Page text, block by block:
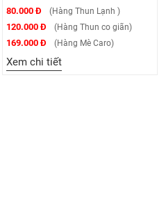
80.000 Đ (Hàng Thun Lạnh )
120.000 Đ (Hàng Thun co giãn)
169.000 Đ (Hàng Mè Caro)
Xem chi tiết